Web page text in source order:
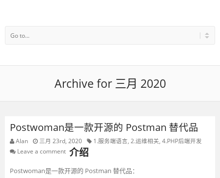
Archive for 三月 2020
Postwoman是一款开源的 Postman 替代品
Alan 三月 23rd, 2020 1.服务端语言 2.运维相关 4.PHP后端开发
Leave a comment 介绍
Postwoman是一款开源的 Postman 替代品：